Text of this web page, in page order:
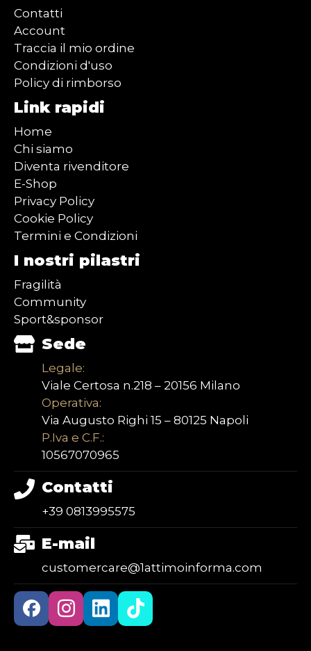
Contatti
Account
Traccia il mio ordine
Condizioni d'uso
Policy di rimborso
Link rapidi
Home
Chi siamo
Diventa rivenditore
E-Shop
Privacy Policy
Cookie Policy
Termini e Condizioni
I nostri pilastri
Fragilità
Community
Sport&sponsor
Sede
Legale:
Viale Certosa n.218 – 20156 Milano
Operativa:
Via Augusto Righi 15 – 80125 Napoli
P.Iva e C.F.:
10567070965
Contatti
+39 0813995575
E-mail
customercare@1attimoinforma.com